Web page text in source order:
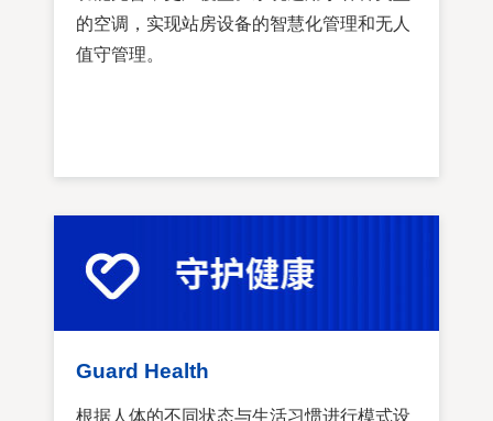
的空调，实现站房设备的智慧化管理和无人
值守管理。
Guard Health
根据人体的不同状态与生活习惯进行模式设